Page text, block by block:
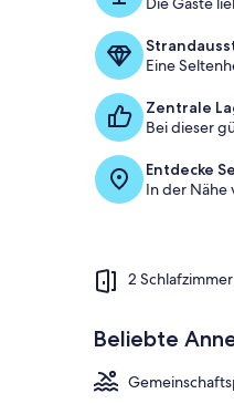
Eine
Zentrale
Bei dieser
Entdecke
In der Nähe
2 Schlafzimmer
Beliebte